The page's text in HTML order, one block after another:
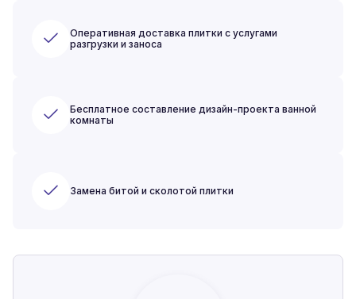
Оперативная доставка плитки с услугами
разгрузки и заноса
Бесплатное составление дизайн-проекта ванной
комнаты
Замена битой и сколотой плитки